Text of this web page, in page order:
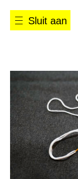
Sluit aan